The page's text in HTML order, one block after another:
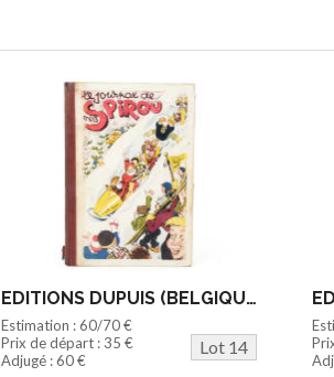
EDITIONS DUPUIS (BELGIQUE) (1)
Estimation : 60/70 €
Prix de départ : 35 €
Lot 14
Adjugé : 60 €